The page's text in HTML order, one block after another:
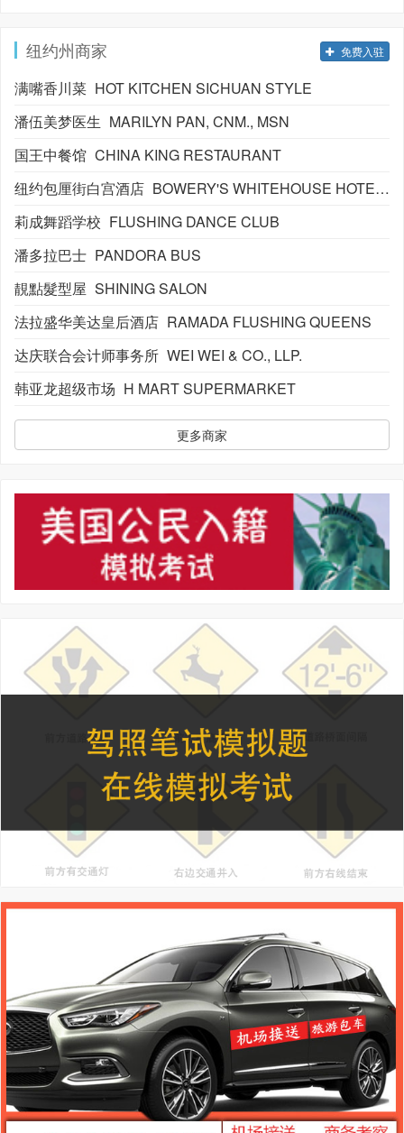
纽约州商家 免费入驻
满嘴香川菜 HOT KITCHEN SICHUAN STYLE
潘伍美梦医生 MARILYN PAN, CNM., MSN
国王中餐馆 CHINA KING RESTAURANT
纽约包厘街白宫酒店 BOWERY'S WHITEHOUSE HOTEL OF NY
莉成舞蹈学校 FLUSHING DANCE CLUB
潘多拉巴士 PANDORA BUS
靚點髮型屋 SHINING SALON
法拉盛华美达皇后酒店 RAMADA FLUSHING QUEENS
达庆联合会计师事务所 WEI WEI & CO., LLP.
韩亚龙超级市场 H MART SUPERMARKET
更多商家